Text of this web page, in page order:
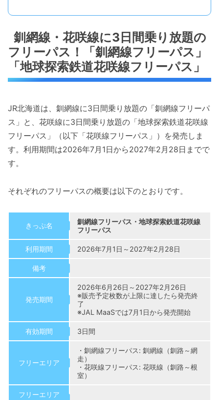
釧網線・花咲線に3日間乗り放題の
フリーパス！「釧網線フリーパス」
「地球探索鉄道花咲線フリーパス」
JR北海道は、釧網線に3日間乗り放題の「釧網線フリーパ
ス」と、花咲線に3日間乗り放題の「地球探索鉄道花咲線
フリーパス」（以下「花咲線フリーパス」）を発売しま
す。利用期間は2026年7月1日から2027年2月28日までで
す。
それぞれのフリーパスの概要は以下のとおりです。
きっぷ名
釧網線フリーパス・地球探索鉄道花咲線
フリーパス
利用期間 2026年7月1日～2027年2月28日
備考
発売期間
2026年6月26日～2027年2月26日
※販売予定枚数が上限に達したら発売終
了
※JAL MaaSでは7月1日から発売開始
有効期間 3日間
フリーエリア
・釧網線フリーパス: 釧網線（釧路～網
走）
・花咲線フリーパス: 花咲線（釧路～根
室）
フリーエリア